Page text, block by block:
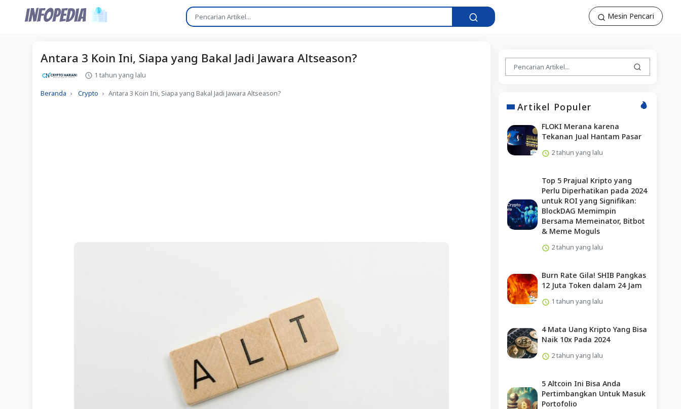
Mesin Pencari
Antara 3 Koin Ini, Siapa yang Bakal Jadi Jawara Altseason?
1 tahun yang lalu
Beranda Crypto Antara 3 Koin Ini, Siapa yang Bakal Jadi Jawara Altseason?
Artikel Populer
FLOKI Merana karena
Tekanan Jual Hantam Pasar
2 tahun yang lalu
Top 5 Prajual Kripto yang
Perlu Diperhatikan pada 2024
untuk ROI yang Signifikan:
BlockDAG Memimpin
Bersama Memeinator, Bitbot
& Meme Moguls
2 tahun yang lalu
Burn Rate Gila! SHIB Pangkas
12 Juta Token dalam 24 Jam
1 tahun yang lalu
4 Mata Uang Kripto Yang Bisa
Naik 10x Pada 2024
2 tahun yang lalu
5 Altcoin Ini Bisa Anda
Pertimbangkan Untuk Masuk
Portofolio